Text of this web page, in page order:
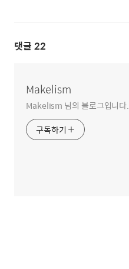
댓글 22
Makelism
Makelism 님의 블로그입니다.
구독하기